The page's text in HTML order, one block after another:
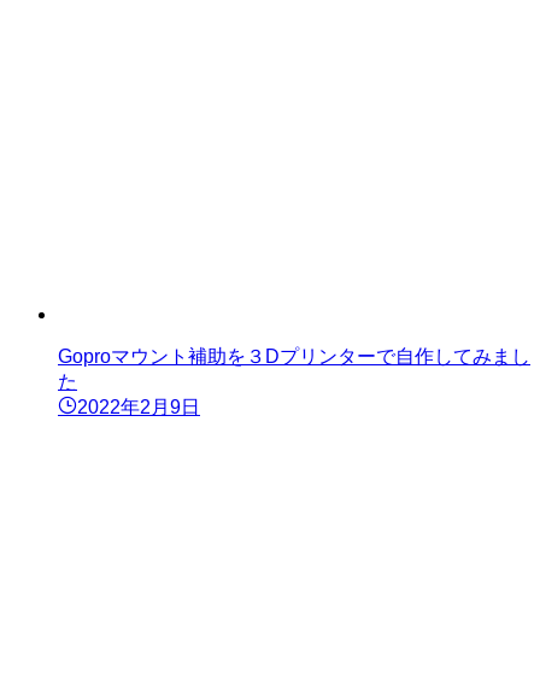
Goproマウント補助を３Dプリンターで自作してみまし
た
2022年2月9日